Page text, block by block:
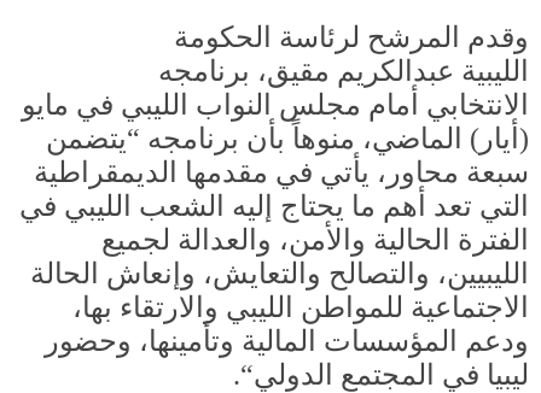
وقدم المرشح لرئاسة الحكومة
الليبية عبدالكريم مقيق، برنامجه
الانتخابي أمام مجلس النواب الليبي في مايو
( أيار ) الماضي، منوهاً بأن برنامجه “يتضمن
سبعة محاور، يأتي في مقدمها الديمقراطية
التي تعد أهم ما يحتاج إليه الشعب الليبي في
الفترة الحالية والأمن، والعدالة لجميع
الليبيين، والتصالح والتعايش، وإنعاش الحالة
الاجتماعية للمواطن الليبي والارتقاء بها،
ودعم المؤسسات المالية وتأمينها، وحضور
ليبيا في المجتمع الدولي“.